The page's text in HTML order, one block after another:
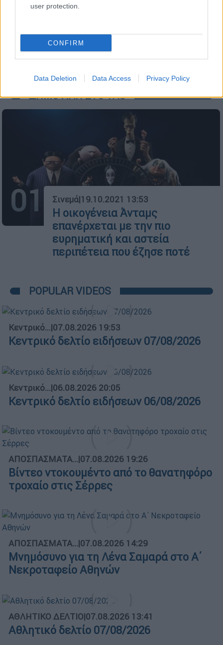
user protection.
CONFIRM
Data Deletion Data Access Privacy Policy
ΔΗΜΟΦΙΛΗ ΣΤΟ TAG
01 Σινεμά|19.10.2021 13:53
Η οικογένεια Άνταμς
επανέρχεται με την πιο
ευρηματική και αστεία
περιπέτεια που έζησε ποτέ
POPULAR VIDEOS
Κεντρικό...|07.08.2026 19:53
Κεντρικό δελτίο ειδήσεων 07/08/2026
Κεντρικό...|06.08.2026 20:05
Κεντρικό δελτίο ειδήσεων 06/08/2026
ΑΠΟΣΠΑΣΜΑΤΑ...|07.08.2026 19:26
Βίντεο ντοκουμέντο από το θανατηφόρο
τροχαίο στις Σέρρες
ΑΠΟΣΠΑΣΜΑΤΑ...|07.08.2026 14:29
Μνημόσυνο για τη Λένα Σαμαρά στο Α΄
Νεκροταφείο Αθηνών
ΑΘΛΗΤΙΚΟ ΔΕΛΤΙΟ|07.08.2026 13:41
Αθλητικό δελτίο 07/08/2026